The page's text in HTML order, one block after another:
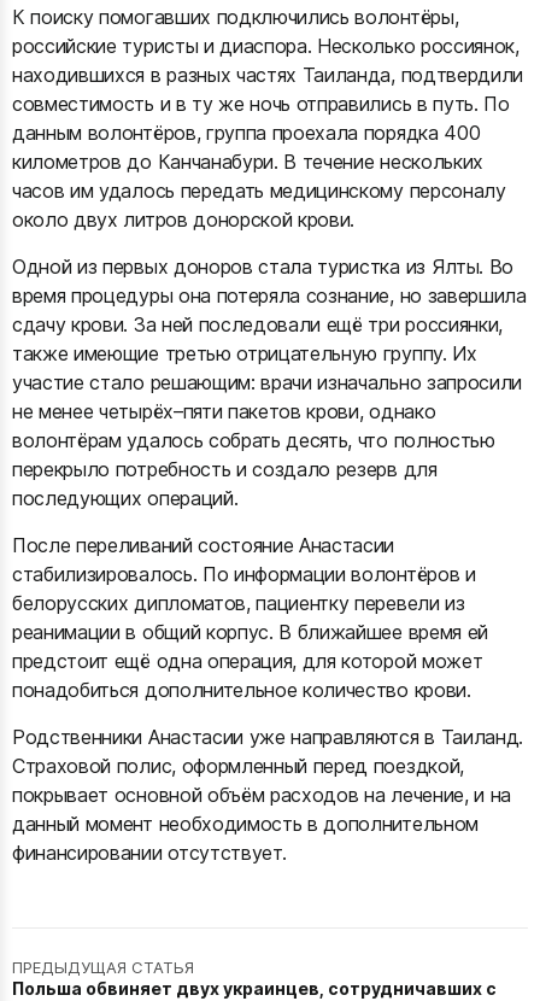
К поиску помогавших подключились волонтёры,
российские туристы и диаспора. Несколько россиянок,
находившихся в разных частях Таиланда, подтвердили
совместимость и в ту же ночь отправились в путь. По
данным волонтёров, группа проехала порядка 400
километров до Канчанабури. В течение нескольких
часов им удалось передать медицинскому персоналу
около двух литров донорской крови.
Одной из первых доноров стала туристка из Ялты. Во
время процедуры она потеряла сознание, но завершила
сдачу крови. За ней последовали ещё три россиянки,
также имеющие третью отрицательную группу. Их
участие стало решающим: врачи изначально запросили
не менее четырёх–пяти пакетов крови, однако
волонтёрам удалось собрать десять, что полностью
перекрыло потребность и создало резерв для
последующих операций.
После переливаний состояние Анастасии
стабилизировалось. По информации волонтёров и
белорусских дипломатов, пациентку перевели из
реанимации в общий корпус. В ближайшее время ей
предстоит ещё одна операция, для которой может
понадобиться дополнительное количество крови.
Родственники Анастасии уже направляются в Таиланд.
Страховой полис, оформленный перед поездкой,
покрывает основной объём расходов на лечение, и на
данный момент необходимость в дополнительном
финансировании отсутствует.
ПРЕДЫДУЩАЯ СТАТЬЯ
Польша обвиняет двух украинцев, сотрудничавших с